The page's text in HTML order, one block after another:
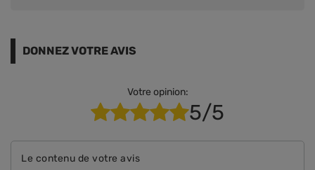
DONNEZ VOTRE AVIS
Votre opinion:
5/5
Le contenu de votre avis